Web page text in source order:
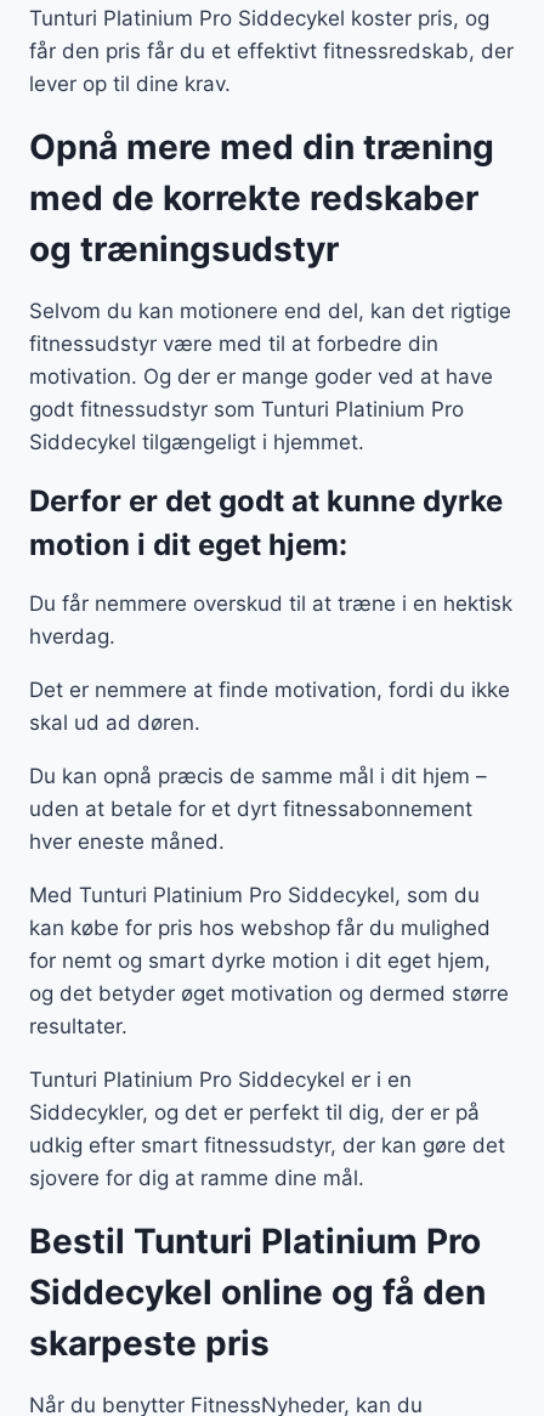
Tunturi Platinium Pro Siddecykel koster pris, og
får den pris får du et effektivt fitnessredskab, der
lever op til dine krav.
Opnå mere med din træning
med de korrekte redskaber
og træningsudstyr
Selvom du kan motionere end del, kan det rigtige
fitnessudstyr være med til at forbedre din
motivation. Og der er mange goder ved at have
godt fitnessudstyr som Tunturi Platinium Pro
Siddecykel tilgængeligt i hjemmet.
Derfor er det godt at kunne dyrke
motion i dit eget hjem:
Du får nemmere overskud til at træne i en hektisk
hverdag.
Det er nemmere at finde motivation, fordi du ikke
skal ud ad døren.
Du kan opnå præcis de samme mål i dit hjem –
uden at betale for et dyrt fitnessabonnement
hver eneste måned.
Med Tunturi Platinium Pro Siddecykel, som du
kan købe for pris hos webshop får du mulighed
for nemt og smart dyrke motion i dit eget hjem,
og det betyder øget motivation og dermed større
resultater.
Tunturi Platinium Pro Siddecykel er i en
Siddecykler, og det er perfekt til dig, der er på
udkig efter smart fitnessudstyr, der kan gøre det
sjovere for dig at ramme dine mål.
Bestil Tunturi Platinium Pro
Siddecykel online og få den
skarpeste pris
Når du benytter FitnessNyheder, kan du